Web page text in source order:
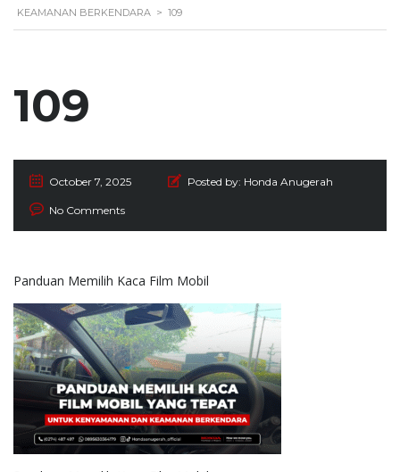
KEAMANAN BERKENDARA > 109
109
October 7, 2025 Posted by: Honda Anugerah
No Comments
Panduan Memilih Kaca Film Mobil